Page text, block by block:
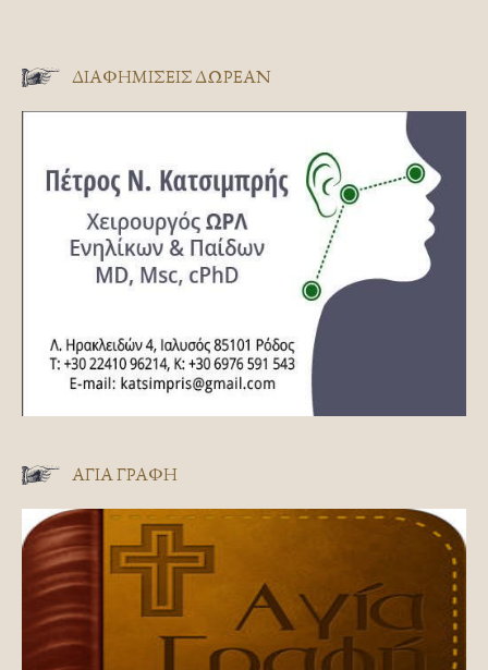
ΔΙΑΦΗΜΊΣΕΙΣ ΔΩΡΕΆΝ
ΑΓΊΑ ΓΡΑΦΉ